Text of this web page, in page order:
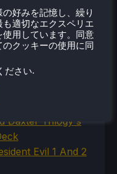
3D On Steam
On The
Zelda: Twilight
Daxter Trilogy's
Evil 1 And 2
好みを記憶し、繰り
適切なエクスペリエ
用しています。同意
クッキーの使用に同
ださい.